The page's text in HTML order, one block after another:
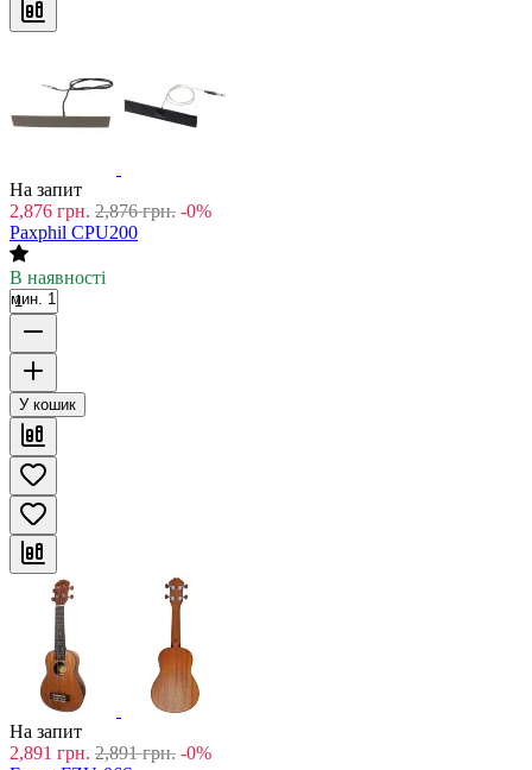
На запит
2,876 грн. 2,876 грн. -0%
Paxphil CPU200
В наявності
мин. 1
У кошик
На запит
2,891 грн. 2,891 грн. -0%